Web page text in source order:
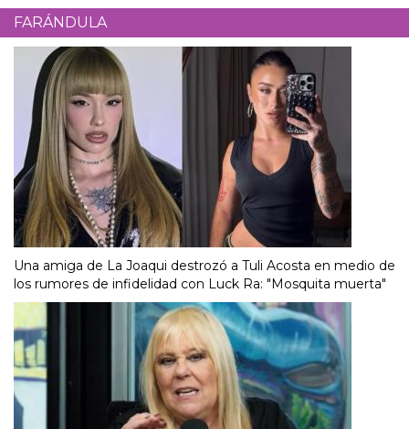
FARÁNDULA
Una amiga de La Joaqui destrozó a Tuli Acosta en medio de
los rumores de infidelidad con Luck Ra: "Mosquita muerta"